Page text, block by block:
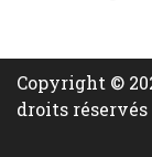
Copyright ©
droits réservés